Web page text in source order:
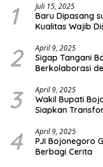
1 Juli 15, 2025
Baru Dipasang
Kualitas Wajib
2 April 9, 2025
Sigap Tangani
Berkolaborasi
3 April 9, 2025
Wakil Bupati
Siapkan
4 April 9, 2025
PJI Bojonegoro
Berbagi Cerita